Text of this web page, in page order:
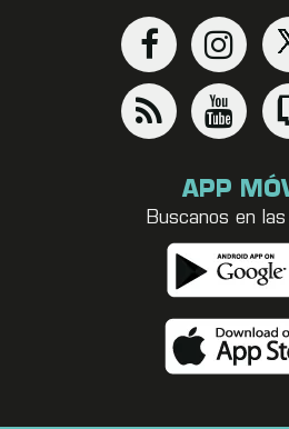
APP
Buscanos en